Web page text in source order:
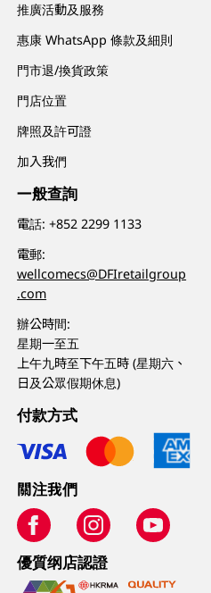
推廣活動及服務
惠康 WhatsApp 條款及細則
門市退/換貨政策
門店位置
牌照及許可證
加入我們
一般查詢
電話:+852 2299 1133
電郵:
wellcomecs@DFIretailgroup
.com
辦公時間:
星期一至五
上午九時至下午五時 (星期六、
日及公眾假期休息)
付款方式
關注我們
優質纲店認證